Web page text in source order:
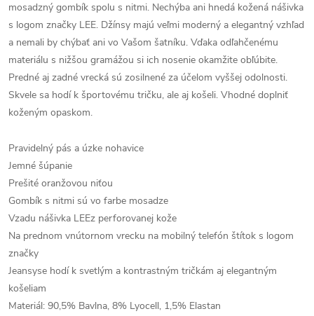
mosadzný gombík spolu s nitmi. Nechýba ani hnedá kožená nášivka
s logom značky LEE. Džínsy majú veľmi moderný a elegantný vzhľad
a nemali by chýbať ani vo Vašom šatníku. Vďaka odľahčenému
materiálu s nižšou gramážou si ich nosenie okamžite obľúbite.
Predné aj zadné vrecká sú zosilnené za účelom vyššej odolnosti.
Skvele sa hodí k športovému tričku, ale aj košeli. Vhodné doplniť
koženým opaskom.
Pravidelný pás a úzke nohavice
Jemné šúpanie
Prešité oranžovou niťou
Gombík s nitmi sú vo farbe mosadze
Vzadu nášivka LEEz perforovanej kože
Na prednom vnútornom vrecku na mobilný telefón štítok s logom
značky
Jeansyse hodí k svetlým a kontrastným tričkám aj elegantným
košeliam
Materiál: 90,5% Bavlna, 8% Lyocell, 1,5% Elastan